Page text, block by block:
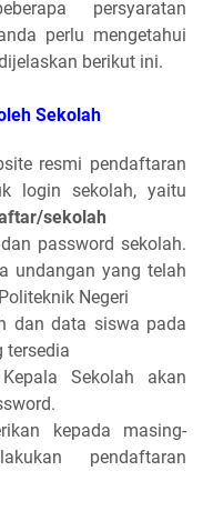
persyaratan
perlu mengetahui
berikut ini.
Sekolah
resmi pendaftaran
login sekolah, yaitu
sekolah
password sekolah.
undangan yang telah
Negeri
dan data siswa pada
tersedia
Sekolah akan
kepada masing-
pendaftaran